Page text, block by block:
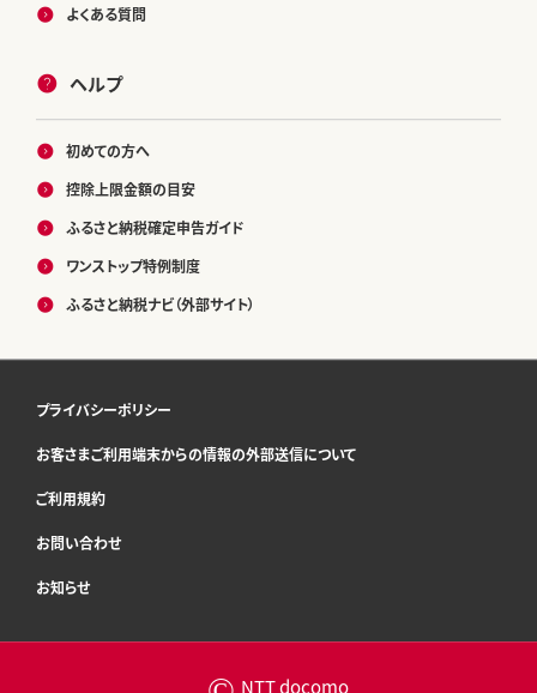
よくある質問
ヘルプ
初めての方へ
控除上限金額の目安
ふるさと納税確定申告ガイド
ワンストップ特例制度
ふるさと納税ナビ（外部サイト）
プライバシーポリシー
お客さまご利用端末からの情報の外部送信について
ご利用規約
お問い合わせ
お知らせ
NTT docomo